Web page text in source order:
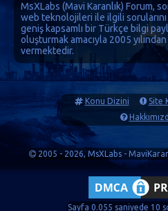
MsXLabs (Mavi Karanlık) Forum,
web teknolojileri ile ilgili
geniş kapsamlı bir Türkçe bilgi
oluşturmak amacıyla 2005
vermektedir.
Konu Dizini Site
2005 - 2026, MsXLabs -
Sayfa 0.055 saniyede 10